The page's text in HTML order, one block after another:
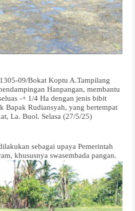
09/Bokat Koptu A.Tampilang
Hanpangan, membantu
-+ 1/4 Ha dengan jenis bibit
Bapak Rudiansyah, yang bertempat
La. Buol. Selasa (27/5/25)
sebagai upaya Pemerintah
khususnya swasembada pangan.